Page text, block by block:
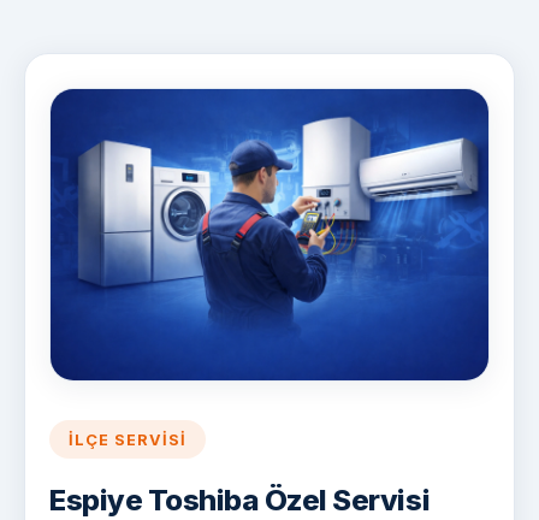
İLÇE SERVISI
Espiye Toshiba Özel Servisi